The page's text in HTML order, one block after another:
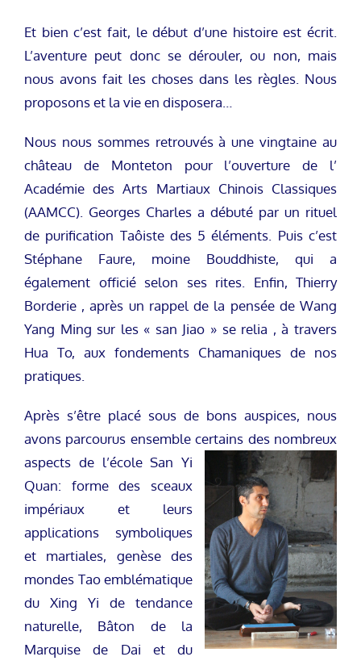
Et bien c’est fait, le début d’une histoire est écrit.
L’aventure peut donc se dérouler, ou non, mais
nous avons fait les choses dans les règles. Nous
proposons et la vie en disposera…
Nous nous sommes retrouvés à une vingtaine au
château de Monteton pour l’ouverture de l’
Académie des Arts Martiaux Chinois Classiques
(AAMCC). Georges Charles a débuté par un rituel
de purification Taôiste des 5 éléments. Puis c’est
Stéphane Faure, moine Bouddhiste, qui a
également officié selon ses rites. Enfin, Thierry
Borderie , après un rappel de la pensée de Wang
Yang Ming sur les « san Jiao » se relia , à travers
Hua To, aux fondements Chamaniques de nos
pratiques.
Après s’être placé sous de bons auspices, nous
avons parcourus ensemble certains des nombreux
aspects de l’école San Yi
Quan: forme des sceaux
impériaux et leurs
applications symboliques
et martiales, genèse des
mondes Tao emblématique
du Xing Yi de tendance
naturelle, Bâton de la
Marquise de Dai et du